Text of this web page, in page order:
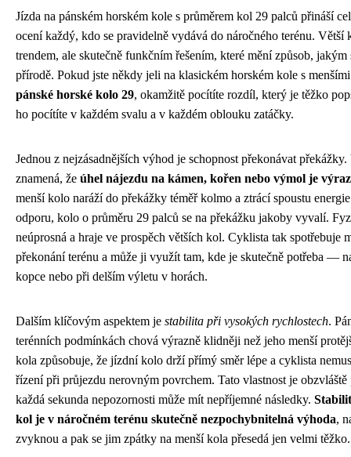
Jízda na pánském horském kole s průměrem kol 29 palců přináší
ocení každý, kdo se pravidelně vydává do náročného terénu. Větší
trendem, ale skutečně funkčním řešením, které mění způsob,
přírodě. Pokud jste někdy jeli na klasickém horském kole s
pánské horské kolo 29, okamžitě pocítíte rozdíl, který je těžko
ho pocítíte v každém svalu a v každém oblouku zatáčky.
Jednou z nejzásadnějších výhod je schopnost překonávat
znamená, že úhel nájezdu na kámen, kořen nebo výmol je
menší kolo naráží do překážky téměř kolmo a ztrácí spoustu
odporu, kolo o průměru 29 palců se na překážku jakoby vyvalí.
neúprosná a hraje ve prospěch větších kol. Cyklista tak spotřebuje
překonání terénu a může ji využít tam, kde je skutečně potřeba —
kopce nebo při delším výletu v horách.
Dalším klíčovým aspektem je stabilita při vysokých rychlostech.
terénních podmínkách chová výrazně klidněji než jeho menší
kola způsobuje, že jízdní kolo drží přímý směr lépe a cyklista
řízení při průjezdu nerovným povrchem. Tato vlastnost je obzvláště
každá sekunda nepozornosti může mít nepříjemné následky.
kol je v náročném terénu skutečně nezpochybnitelná výhoda,
zvyknou a pak se jim zpátky na menší kola přesedá jen velmi těžko.